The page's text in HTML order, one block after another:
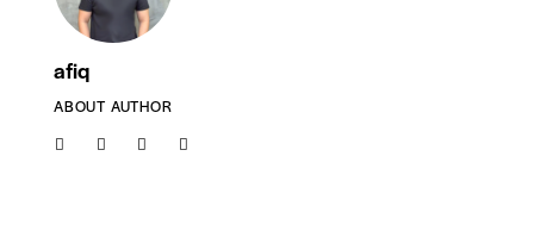
afiq
ABOUT AUTHOR